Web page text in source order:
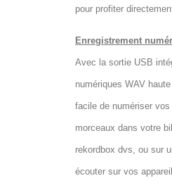
pour profiter
Enregistrement
Avec la sortie USB
numériques WAV
facile de numériser
morceaux dans votre
rekordbox dvs, ou sur
écouter sur vos